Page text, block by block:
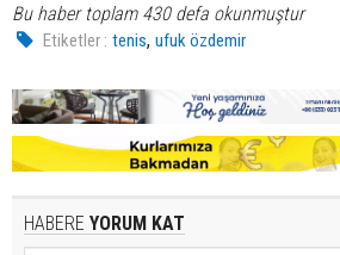
Bu haber toplam 430 defa okunmuştur
Etiketler : tenis,ufuk özdemir
HABERE YORUM KAT